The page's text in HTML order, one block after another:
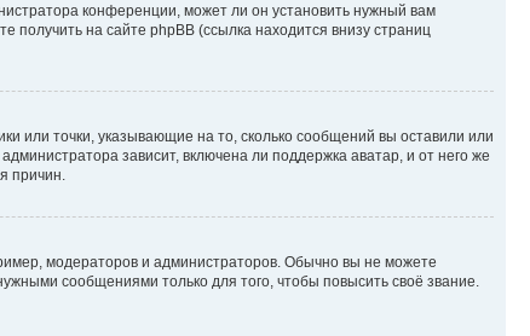
конференции, может ли он установить нужный вам
на сайте phpBB (ссылка находится внизу страниц
или точки, указывающие на то, сколько сообщений вы оставили или
зависит, включена ли поддержка аватар, и от него же
причин.
модераторов и администраторов. Обычно вы не можете
сообщениями только для того, чтобы повысить своё звание.